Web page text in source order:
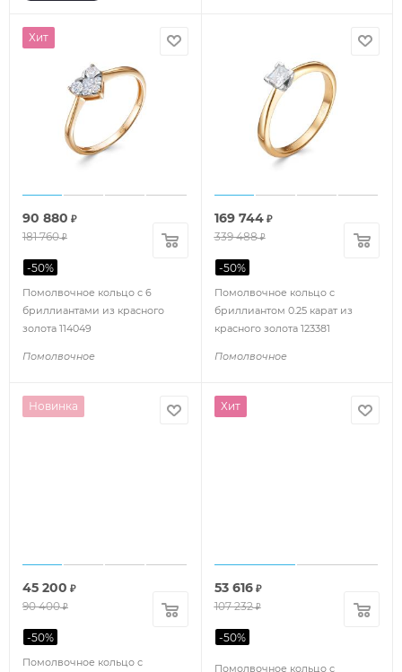
Хит
Помолвочное кольцо с 6
бриллиантами из красного
золота 114049
Помолвочное
90 880 ₽
181 760₽
-50%
Помолвочное кольцо с
бриллиантом 0.25 карат из
красного золота 123381
Помолвочное
169 744₽
339 488₽
-50%
Новинка
Помолвочное кольцо с
45 200 ₽
90 400₽
-50%
Хит
Помолвочное кольцо с
53 616₽
107 232₽
-50%